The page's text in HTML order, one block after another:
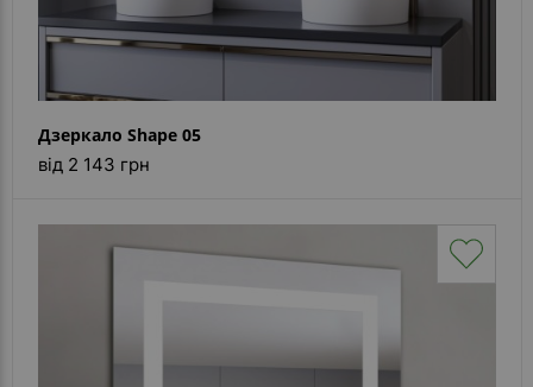
Дзеркало Shape 05
від 2 143 грн